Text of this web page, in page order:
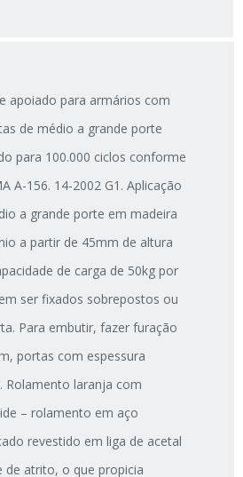
apoiado para armários com
de médio a grande porte
para 100.000 ciclos conforme
A-156. 14-2002 G1. Aplicação
a grande porte em madeira
a partir de 45mm de altura
de carga de 50kg por
ser fixados sobrepostos ou
Para embutir, fazer furação
portas com espessura
Rolamento laranja com
– rolamento em aço
revestido em liga de acetal
de atrito, o que propicia